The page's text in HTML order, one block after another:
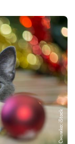
Снимка: iStock